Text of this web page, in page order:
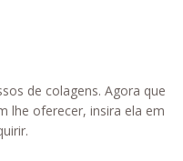
de colagens. Agora que
lhe oferecer, insira ela em